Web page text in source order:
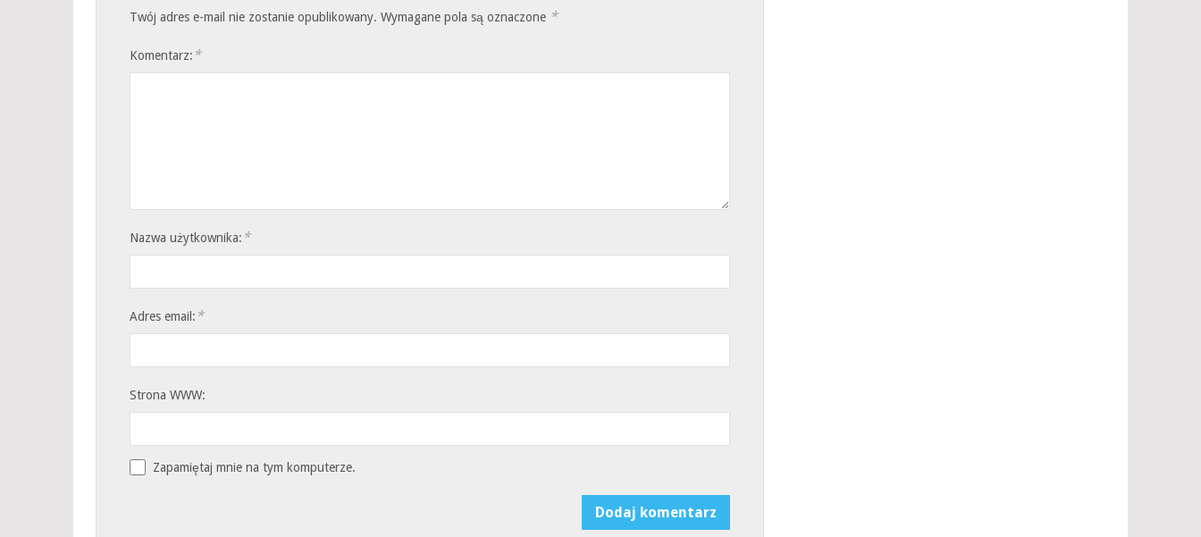
Twój adres e-mail nie zostanie opublikowany. Wymagane pola są oznaczone *
Komentarz: *
Nazwa użytkownika: *
Adres email: *
Strona WWW:
Zapamiętaj mnie na tym komputerze.